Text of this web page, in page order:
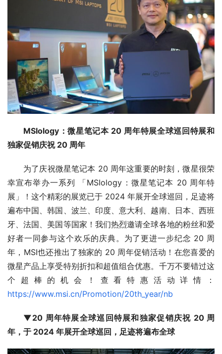
MSIology：微星笔记本 20 周年特展全球巡回特展和
独家促销庆祝 20 周年
为了庆祝微星笔记本 20 周年这重要的时刻，微星很荣
幸宣布举办一系列 「MSIology：微星笔记本 20 周年特
展」！这个精彩的展览已于 2024 年展开全球巡回，足迹将
遍布中国、韩国、波兰、印度、意大利、越南、日本、西班
牙、法国、美国等国家！我们热烈邀请全球各地的粉丝和爱
好者一同参与这个欢乐的庆典。为了更进一步纪念 20 周
年，MSI也还推出了独家的 20 周年促销活动！在您喜爱的
微星产品上享受特别折扣和超值组合优惠。千万不要错过这
个超棒的机会！查看特惠活动详情：
https://www.msi.cn/Promotion/20th_year/nb
▼20 周年特展全球巡回特展和独家促销庆祝 20 周
年，于 2024 年展开全球巡回，足迹将遍布全球